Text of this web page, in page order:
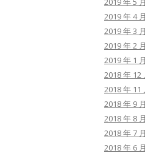
2019 年 4 月
2019 年 3 月
2019 年 2 月
2019 年 1 月
2018 年 12
2018 年 11
2018 年 9 月
2018 年 8 月
2018 年 7 月
2018 年 6 月